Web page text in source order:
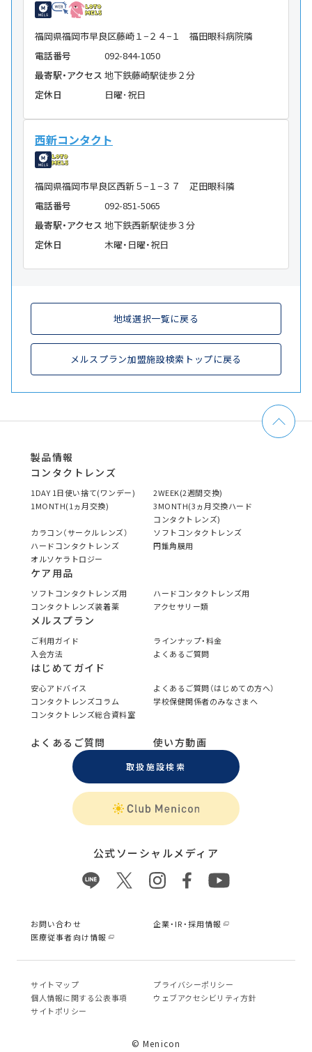
福岡県福岡市早良区藤崎１−２４−１ 福田眼科病院隣
電話番号
092-844-1050
最寄駅・アクセス 地下鉄藤崎駅徒歩２分
定休日
日曜･祝日
西新コンタクト
福岡県福岡市早良区西新５−１−３７ 疋田眼科隣
電話番号
092-851-5065
最寄駅・アクセス 地下鉄西新駅徒歩３分
定休日
木曜・日曜・祝日
地域選択一覧に戻る
メルスプラン加盟施設検索トップに戻る
製品情報
コンタクトレンズ
1DAY 1日使い捨て(ワンデー)
2WEEK(2週間交換)
1MONTH(1ヵ月交換)
3MONTH(3ヵ月交換ハード
コンタクトレンズ)
カラコン（サークルレンズ）
ソフトコンタクトレンズ
ハードコンタクトレンズ
円錐角膜用
オルソケラトロジー
ケア用品
ソフトコンタクトレンズ用
ハードコンタクトレンズ用
コンタクトレンズ装着薬
アクセサリー類
メルスプラン
ご利用ガイド
ラインナップ・料金
入会方法
よくあるご質問
はじめてガイド
安心アドバイス
よくあるご質問（はじめての方へ）
コンタクトレンズコラム
学校保健関係者のみなさまへ
コンタクトレンズ総合資料室
よくあるご質問 使い方動画
取扱施設検索
公式ソーシャルメディア
お問い合わせ
企業・IR・採用情報
医療従事者向け情報
サイトマップ
プライバシーポリシー
個⼈情報に関する公表事項
ウェブアクセシビリティ方針
サイトポリシー
© Menicon